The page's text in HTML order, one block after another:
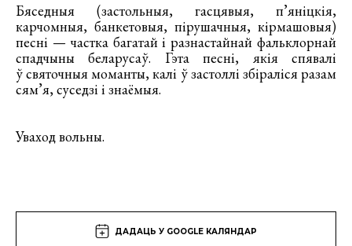
Бяседныя (застольныя, гасцявыя, п’яніцкія,
карчомныя, банкетовыя, пірушачныя, кірмашовыя)
песні — частка багатай і разнастайнай фальклорнай
спадчыны беларусаў. Гэта песні, якія спявалі
ў святочныя моманты, калі ў застоллі збіраліся разам
сям’я, суседзі і знаёмыя.
Уваход вольны.
ДАДАЦЬ У GOOGLE КАЛЯНДАР